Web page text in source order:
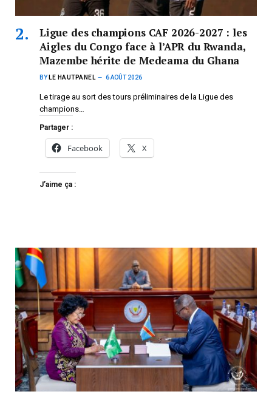
Ligue des champions CAF 2026-2027 : les
Aigles du Congo face à l’APR du Rwanda,
Mazembe hérite de Medeama du Ghana
BY LE HAUTPANEL 6 AOÛT 2026
Le tirage au sort des tours préliminaires de la Ligue des
champions…
Partager :
Facebook X
J’aime ça :